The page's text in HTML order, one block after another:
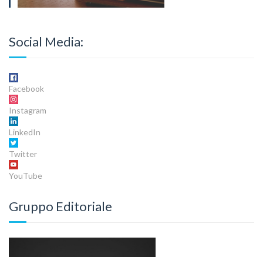
Social Media:
Facebook
Instagram
LinkedIn
Twitter
YouTube
Gruppo Editoriale